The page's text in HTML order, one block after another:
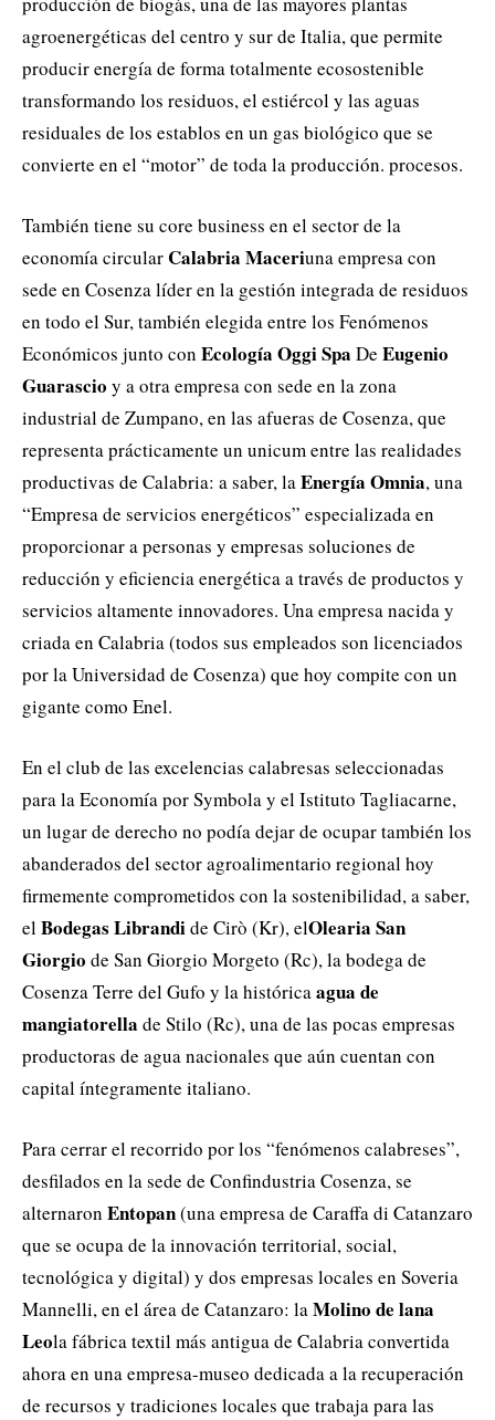
agroenergéticas del centro y sur de Italia, que permite
producir energía de forma totalmente ecosostenible
transformando los residuos, el estiércol y las aguas
residuales de los establos en un gas biológico que se
convierte en el “motor” de toda la producción. procesos.
También tiene su core business en el sector de la
economía circularCalabria Maceriuna empresa con
sede en Cosenza líder en la gestión integrada de residuos
en todo el Sur, también elegida entre los Fenómenos
Económicos junto con Ecología Oggi Spa De Eugenio
Guarascio y a otra empresa con sede en la zona
industrial de Zumpano, en las afueras de Cosenza, que
representa prácticamente un unicum entre las realidades
productivas de Calabria: a saber, laEnergía Omnia, una
“Empresa de servicios energéticos” especializada en
proporcionar a personas y empresas soluciones de
reducción y eficiencia energética a través de productos y
servicios altamente innovadores. Una empresa nacida y
criada en Calabria (todos sus empleados son licenciados
por la Universidad de Cosenza) que hoy compite con un
gigante como Enel.
En el club de las excelencias calabresas seleccionadas
para la Economía por Symbola y el Istituto Tagliacarne,
un lugar de derecho no podía dejar de ocupar también los
abanderados del sector agroalimentario regional hoy
firmemente comprometidos con la sostenibilidad, a saber,
elBodegas Librandide Cirò (Kr), elOlearia San
Giorgio de San Giorgio Morgeto (Rc), la bodega de
Cosenza Terre del Gufo y la históricaagua de
mangiatorella de Stilo (Rc), una de las pocas empresas
productoras de agua nacionales que aún cuentan con
capital íntegramente italiano.
Para cerrar el recorrido por los “fenómenos calabreses”,
desfilados en la sede de Confindustria Cosenza, se
alternaron Entopan(una empresa de Caraffa di Catanzaro
que se ocupa de la innovación territorial, social,
tecnológica y digital) y dos empresas locales en Soveria
Mannelli, en el área de Catanzaro: laMolino de lana
Leola fábrica textil más antigua de Calabria convertida
ahora en una empresa-museo dedicada a la recuperación
de recursos y tradiciones locales que trabaja para las